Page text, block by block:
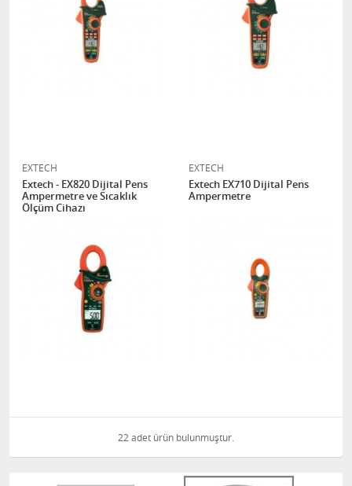
EXTECH
Extech - EX820 Dijital Pens
Ampermetre ve Sıcaklık
Ölçüm Cihazı
EXTECH
Extech EX710 Dijital Pens
Ampermetre
22 adet ürün bulunmuştur.